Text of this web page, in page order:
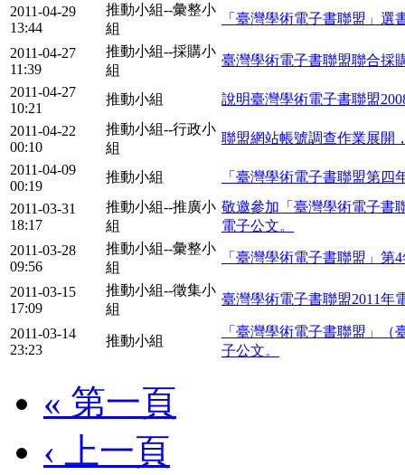
2011-04-29
13:44
推動小組--彙整小
組
「臺灣學術電子書聯盟」選
2011-04-27
11:39
推動小組--採購小
組
臺灣學術電子書聯盟聯合採
2011-04-27
10:21
推動小組 說明臺灣學術電子書聯盟
2011-04-22
00:10
推動小組--行政小
組
聯盟網站帳號調查作業展開
2011-04-09
00:19
推動小組 「臺灣學術電子書聯盟第
2011-03-31
18:17
推動小組--推廣小
組
敬邀參加「臺灣學術電子書
電子公文。
2011-03-28
09:56
推動小組--彙整小
組
「臺灣學術電子書聯盟」
2011-03-15
17:09
推動小組--徵集小
組
臺灣學術電子書聯盟2011年
2011-03-14
23:23
推動小組
「臺灣學術電子書聯盟」
子公文。
« 第一頁
‹ 上一頁